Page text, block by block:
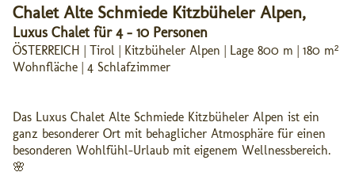
Chalet Alte Schmiede Kitzbüheler Alpen,
Luxus Chalet für 4 - 10 Personen
ÖSTERREICH | Tirol | Kitzbüheler Alpen | Lage 800 m | 180 m²
Wohnfläche | 4 Schlafzimmer
Das Luxus Chalet Alte Schmiede Kitzbüheler Alpen ist ein
ganz besonderer Ort mit behaglicher Atmosphäre für einen
besonderen Wohlfühl-Urlaub mit eigenem Wellnessbereich.
🌸